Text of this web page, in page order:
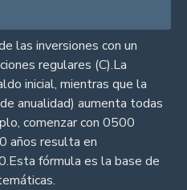
las inversiones con un
regulares (C).La
inicial, mientras que la
anualidad) aumenta todas
comenzar con 0500
años resulta en
fórmula es la base de